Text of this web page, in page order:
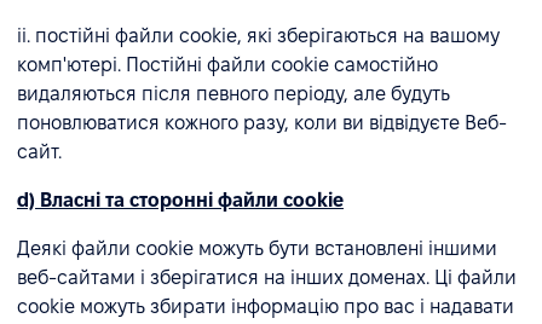
ii. постійні файли cookie, які зберігаються на вашому
комп'ютері. Постійні файли cookie самостійно
видаляються після певного періоду, але будуть
поновлюватися кожного разу, коли ви відвідуєте Веб-
сайт.
d) Власні та сторонні файли cookie
Деякі файли cookie можуть бути встановлені іншими
веб-сайтами і зберігатися на інших доменах. Ці файли
cookie можуть збирати інформацію про вас і надавати